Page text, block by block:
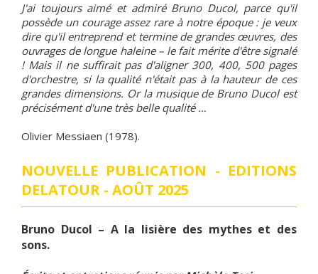
J'ai toujours aimé et admiré Bruno Ducol, parce qu'il
possède un courage assez rare à notre époque : je veux
dire qu'il entreprend et termine de grandes œuvres, des
ouvrages de longue haleine – le fait mérite d'être signalé
! Mais il ne suffirait pas d'aligner 300, 400, 500 pages
d'orchestre, si la qualité n'était pas à la hauteur de ces
grandes dimensions. Or la musique de Bruno Ducol est
précisément d'une très belle qualité …
Olivier Messiaen (1978).
NOUVELLE PUBLICATION - EDITIONS
DELATOUR - AOÛT 2025
Bruno Ducol – A la lisière des mythes et des
sons.